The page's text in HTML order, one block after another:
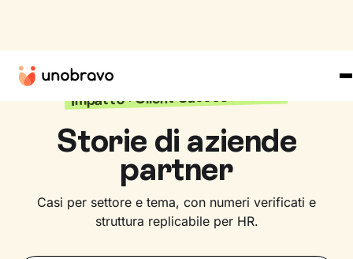
Impatto · Client Success Cases
Storie di aziende
partner
Casi per settore e tema, con numeri verificati e
struttura replicabile per HR.